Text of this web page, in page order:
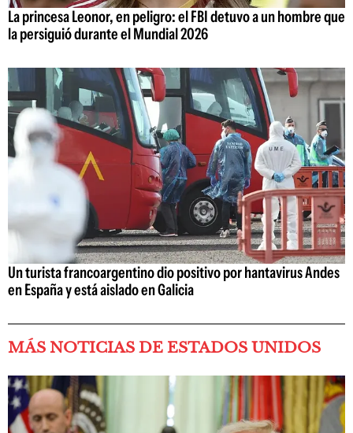
La princesa Leonor, en peligro: el FBI detuvo a un hombre que
la persiguió durante el Mundial 2026
Un turista francoargentino dio positivo por hantavirus Andes
en España y está aislado en Galicia
MÁS NOTICIAS DE ESTADOS UNIDOS